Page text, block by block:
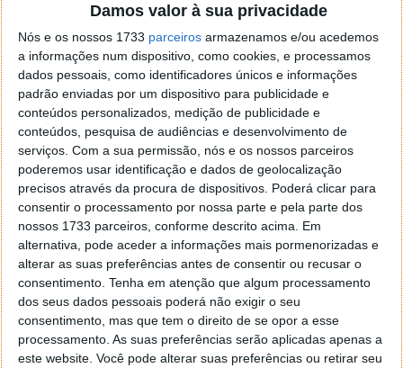
Damos valor à sua privacidade
Nós e os nossos 1733 parceiros armazenamos e/ou acedemos
a informações num dispositivo, como cookies, e processamos
dados pessoais, como identificadores únicos e informações
padrão enviadas por um dispositivo para publicidade e
conteúdos personalizados, medição de publicidade e
conteúdos, pesquisa de audiências e desenvolvimento de
serviços. Com a sua permissão, nós e os nossos parceiros
poderemos usar identificação e dados de geolocalização
precisos através da procura de dispositivos. Poderá clicar para
consentir o processamento por nossa parte e pela parte dos
nossos 1733 parceiros, conforme descrito acima. Em
alternativa, pode aceder a informações mais pormenorizadas e
alterar as suas preferências antes de consentir ou recusar o
consentimento. Tenha em atenção que algum processamento
dos seus dados pessoais poderá não exigir o seu
consentimento, mas que tem o direito de se opor a esse
processamento. As suas preferências serão aplicadas apenas a
este website. Você pode alterar suas preferências ou retirar seu
Oficinas independentes, em alguns casos sem
conhecimento da falsificação, importaram-nos da
China e instalaram-nos em veículos. Bob Stewart,
presidente do Conselho de Antifalsificação
Automóvel e responsável de proteção de marca da
General Motors, alertou:
Estas falsificações são feitas com materiais de
fraca qualidade e têm maior probabilidade de
falhar, porque não passam pelo mesmo
processo de engenharia do produto real.
O secretário dos Transportes dos EUA, Sean Duffy, foi
claro na sua posição:
Quem importar e instalar estes equipamentos
chineses defeituosos está a colocar famílias
em perigo e a cometer um crime grave.